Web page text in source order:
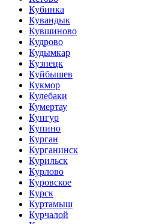
Кубинка
Кувандык
Кувшиново
Кудрово
Кудымкар
Кузнецк
Куйбышев
Кукмор
Кулебаки
Кумертау
Кунгур
Купино
Курган
Курганинск
Курильск
Курлово
Куровское
Курск
Куртамыш
Курчалой